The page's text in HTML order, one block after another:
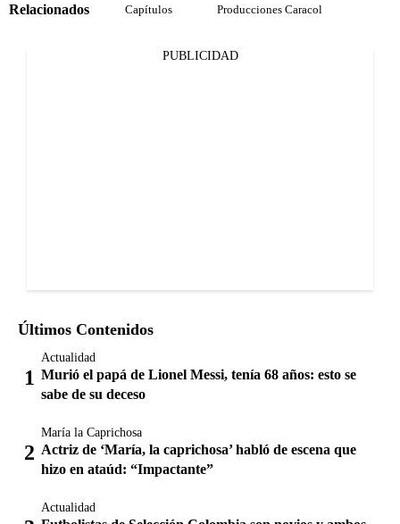
Relacionados Capítulos Producciones Caracol
PUBLICIDAD
Últimos Contenidos
Actualidad
Murió el papá de Lionel Messi, tenía 68 años: esto se
sabe de su deceso
María la Caprichosa
Actriz de ‘María, la caprichosa’ habló de escena que
hizo en ataúd: “Impactante”
Actualidad